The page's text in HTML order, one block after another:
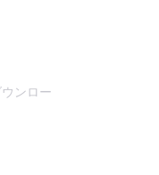
ンロー